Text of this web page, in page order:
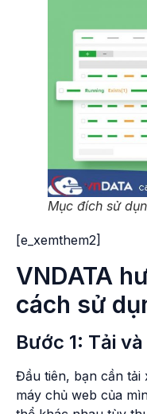
Mục đích sử
[e_xemthem2]
VNDATA
cách sử
Bước 1: Tải
Đầu tiên, bạn cần tải
máy chủ web của